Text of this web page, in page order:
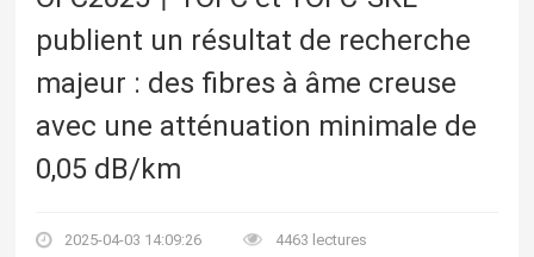
publient un résultat de recherche
majeur : des fibres à âme creuse
avec une atténuation minimale de
0,05 dB/km
2025-04-03 14:09:26 4463 lectures